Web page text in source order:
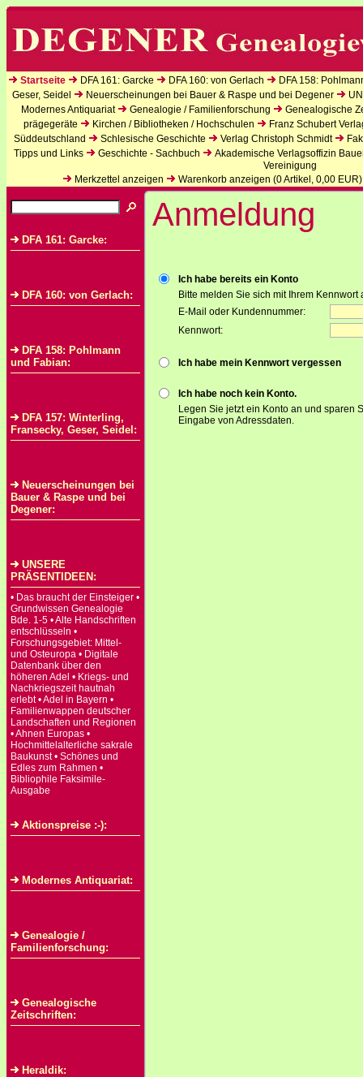
Startseite DFA 161: Garcke DFA 160: von Gerlach
DFA 158:
Geser, Seidel
Neuerscheinungen bei Bauer & Raspe und bei Degener
Modernes Antiquariat
Genealogie / Familienforschung
Genealogische
prägegeräte
Kirchen / Bibliotheken / Hochschulen
Franz Schubert
Süddeutschland
Schlesische Geschichte Verlag Christoph Schmidt
Tipps und Links
Geschichte - Sachbuch
Akademische Verlagsoffizin
Vereinigung
Merkzettel anzeigen
Warenkorb anzeigen (0Artikel, 0,00 EUR)
DFA 161: Garcke:
DFA 160: von Gerlach:
DFA 158: Pohlmann
und Fabian:
DFA 157: Winterling,
Fransecky, Geser, Seidel:
Neuerscheinungen bei
Bauer & Raspe und bei
Degener:
UNSERE
PRÄSENTIDEEN:
• Das braucht der Einsteiger •
Grundwissen Genealogie
Bde. 1-5 • Alte Handschriften
entschlüsseln •
Forschungsgebiet: Mittel-
und Osteuropa • Digitale
Datenbank über den
höheren Adel • Kriegs- und
Nachkriegszeit hautnah
erlebt • Adel in Bayern •
Familienwappen deutscher
Landschaften und Regionen
• Ahnen Europas •
Hochmittelalterliche sakrale
Baukunst • Schönes und
Edles zum Rahmen •
Bibliophile Faksimile-
Ausgabe
Aktionspreise :-):
Modernes Antiquariat:
Genealogie /
Familienforschung:
Genealogische
Zeitschriften:
Heraldik:
Anmeldung
Ich habe bereits ein Konto
Bitte melden Sie sich mit Ihrem Kennwort
E-Mail oder Kundennummer:
Kennwort:
Ich habe mein Kennwort vergessen
Ich habe noch kein Konto.
Legen Sie jetzt ein Konto an und sparen
Eingabe von Adressdaten.